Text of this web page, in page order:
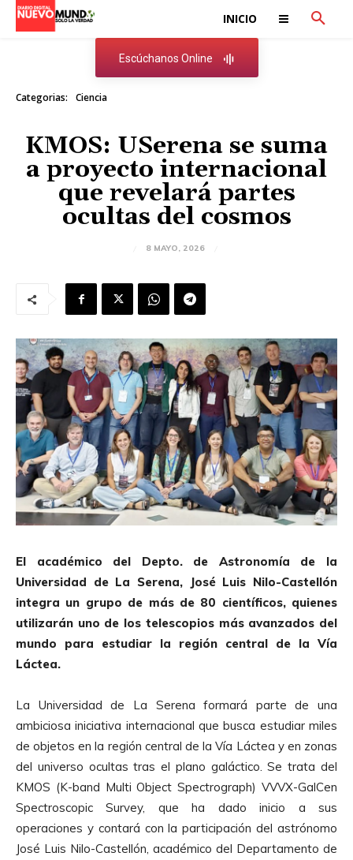
INICIO
Escúchanos Online
Categorias: Ciencia
KMOS: USerena se suma
a proyecto internacional
que revelará partes
ocultas del cosmos
8 MAYO, 2026
El académico del Depto. de Astronomía de la
Universidad de La Serena, José Luis Nilo-Castellón
integra un grupo de más de 80 científicos, quienes
utilizarán uno de los telescopios más avanzados del
mundo para estudiar la región central de la Vía
Láctea.
La Universidad de La Serena formará parte de una
ambiciosa iniciativa internacional que busca estudiar miles
de objetos en la región central de la Vía Láctea y en zonas
del universo ocultas tras el plano galáctico. Se trata del
KMOS (K-band Multi Object Spectrograph) VVVX-GalCen
Spectroscopic Survey, que ha dado inicio a sus
operaciones y contará con la participación del astrónomo
José Luis Nilo-Castellón, académico del Departamento de